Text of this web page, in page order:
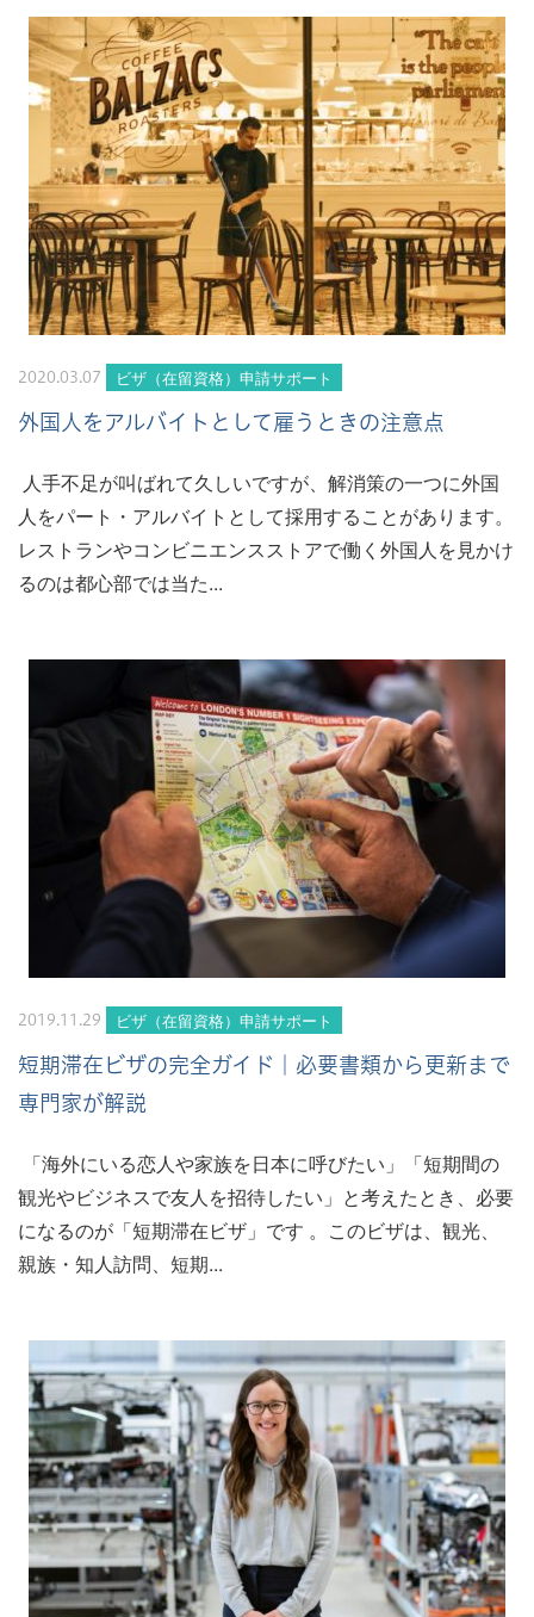
2020.03.07 ビザ（在留資格）申請サポート
外国人をアルバイトとして雇うときの注意点
人手不足が叫ばれて久しいですが、解消策の一つに外国
人をパート・アルバイトとして採用することがあります。
レストランやコンビニエンスストアで働く外国人を見かけ
るのは都心部では当た...
2019.11.29 ビザ（在留資格）申請サポート
短期滞在ビザの完全ガイド｜必要書類から更新まで
専門家が解説
「海外にいる恋人や家族を日本に呼びたい」「短期間の
観光やビジネスで友人を招待したい」と考えたとき、必要
になるのが「短期滞在ビザ」です 。このビザは、観光、
親族・知人訪問、短期...